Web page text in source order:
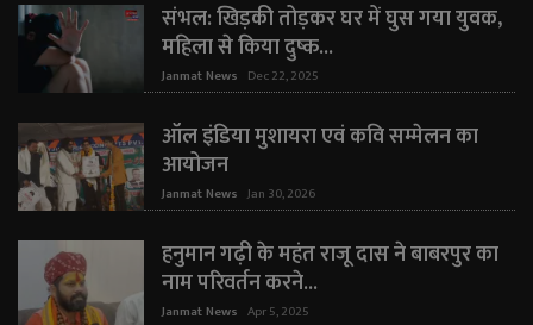
संभल: खिड़की तोड़कर घर में घुस गया युवक,
महिला से किया दुष्क...
Janmat News Dec 22, 2025
ऑल इंडिया मुशायरा एवं कवि सम्मेलन का
आयोजन
Janmat News Jan 30, 2026
हनुमान गढ़ी के महंत राजू दास ने बाबरपुर का
नाम परिवर्तन करने...
Janmat News Apr 5, 2025